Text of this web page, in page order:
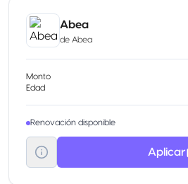
Abea
de Abea
Monto
Edad
Renovación disponible
Aplicar